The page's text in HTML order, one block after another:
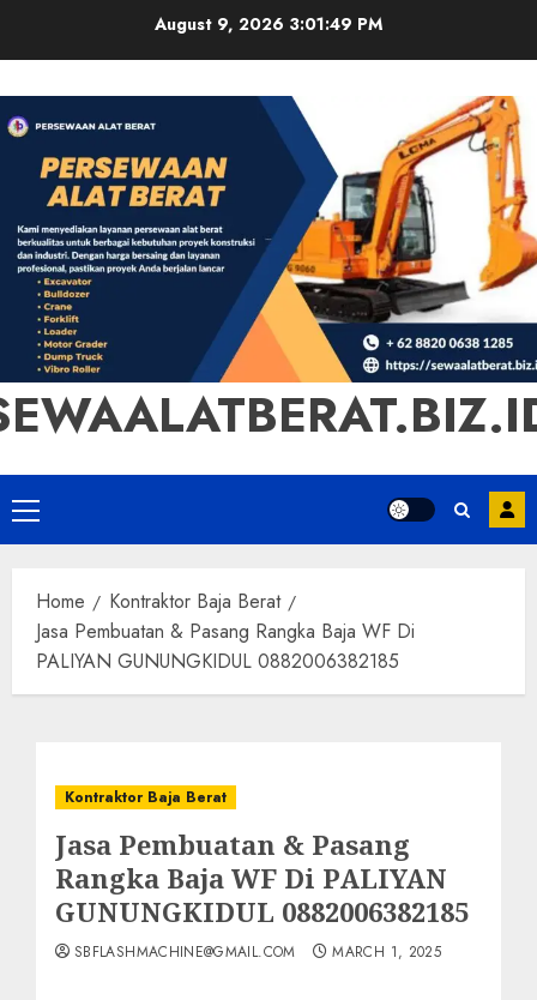
August 9, 2026 3:01:50 PM
Primary
Menu
Home
Kontraktor Baja Berat
Jasa Pembuatan & Pasang Rangka Baja WF Di
PALIYAN GUNUNGKIDUL 0882006382185
Kontraktor Baja Berat
Jasa Pembuatan & Pasang
Rangka Baja WF Di PALIYAN
GUNUNGKIDUL 0882006382185
SBFLASHMACHINE@GMAIL.COM MARCH 1, 2025